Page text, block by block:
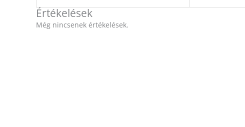
Értékelések
Még nincsenek értékelések.